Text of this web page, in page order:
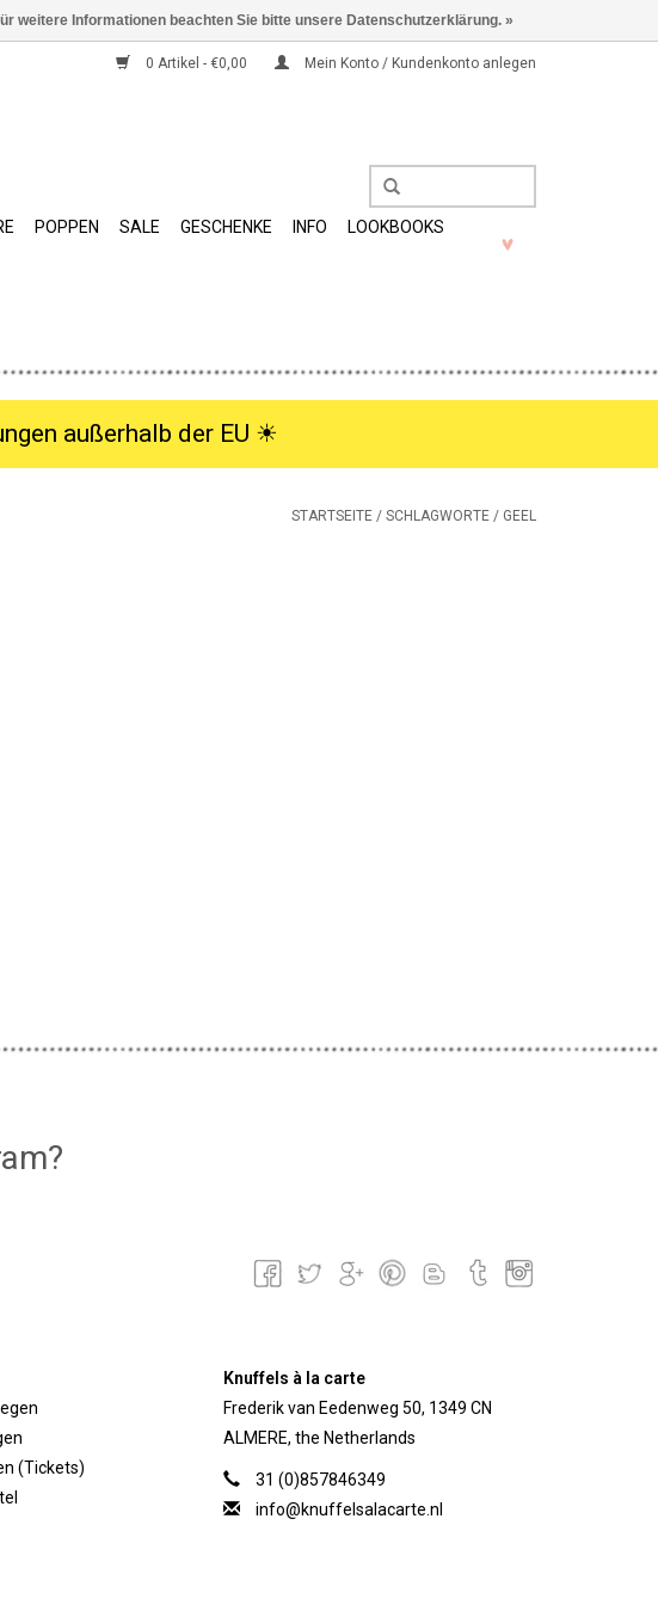
0 Artikel - €0,00 Mein Konto / Kundenkonto anlegen
POPPEN SALE GESCHENKE INFO
LOOKBOOKS
außerhalb der EU ☀︎
STARTSEITE / SCHLAGWORTE / GEEL
(Tickets)
Knuffels à la carte
Frederik van Eedenweg 50, 1349 CN
ALMERE, the Netherlands
31 (0)857846349
info@knuffelsalacarte.nl
weitere Informationen beachten Sie bitte unsere Datenschutzerklärung. »